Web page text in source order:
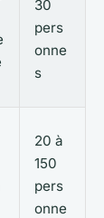
30
pers
onne
s
20 à
150
pers
onne